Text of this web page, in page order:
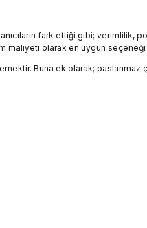
fark ettiği gibi; verimlilik,
maliyeti olarak en uygun seçeneği
Buna ek olarak;